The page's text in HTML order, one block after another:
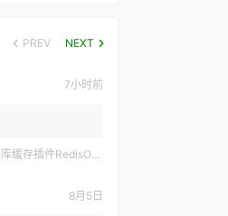
PREV NEXT
7小时前
RedisObjectCachePro破解版
8月5日